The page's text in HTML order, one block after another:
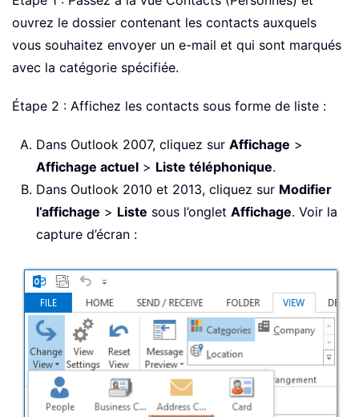
ouvrez le dossier contenant les contacts auxquels
vous souhaitez envoyer un e-mail et qui sont marqués
avec la catégorie spécifiée.
Étape 2 : Affichez les contacts sous forme de liste :
Dans Outlook 2007, cliquez sur Affichage >
Affichage actuel > Liste téléphonique.
Dans Outlook 2010 et 2013, cliquez sur Modifier
l’affichage > Liste sous l’onglet Affichage. Voir la
capture d’écran :